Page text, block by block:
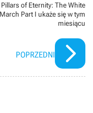
Pillars of Eternity: The White
March Part I ukaże się w tym
miesiącu
POPRZEDNI